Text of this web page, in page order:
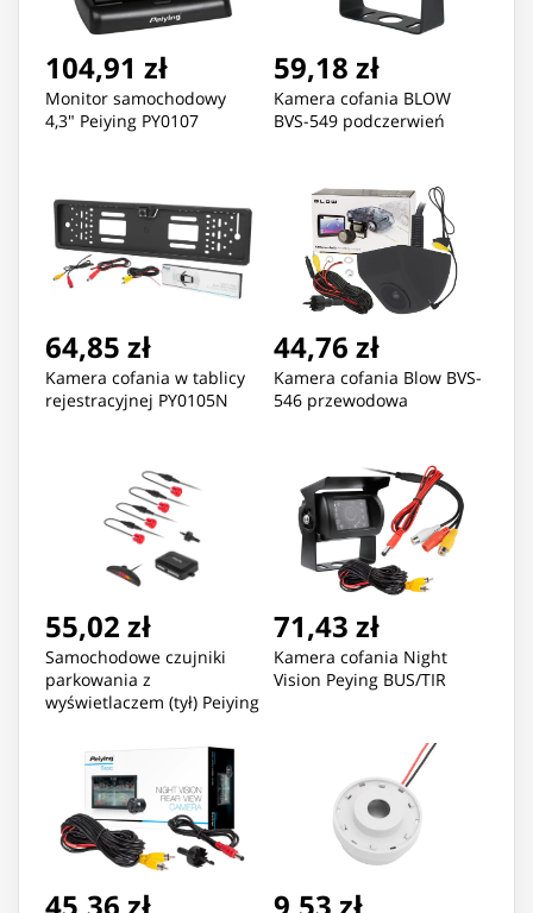
104,91 zł
Monitor samochodowy
4,3" Peiying PY0107
59,18 zł
Kamera cofania BLOW
BVS-549 podczerwień
64,85 zł
Kamera cofania w tablicy
rejestracyjnej PY0105N
44,76 zł
Kamera cofania Blow BVS-
546 przewodowa
55,02 zł
Samochodowe czujniki
parkowania z
wyświetlaczem (tył) Peiying
71,43 zł
Kamera cofania Night
Vision Peying BUS/TIR